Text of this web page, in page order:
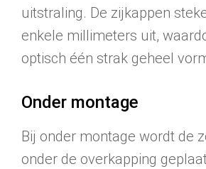
uitstraling. De zijkappen
enkele millimeters uit,
optisch één strak geheel
Onder montage
Bij onder montage wordt de
onder de overkapping